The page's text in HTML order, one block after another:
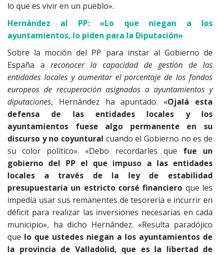
lo que es vivir en un pueblo».
Hernández al PP: «Lo que niegan a los
ayuntamientos, lo piden para la Diputación»
Sobre la moción del PP para instar al Gobierno de
España a reconocer la capacidad de gestión de las
entidades locales y aumentar el porcentaje de los fondos
europeos de recuperación asignados a ayuntamientos y
diputaciones, Hernández ha apuntado: «Ojalá esta
defensa de las entidades locales y los
ayuntamientos fuese algo permanente en su
discurso y no coyuntural cuando el Gobierno no es de
su color político». «Debo recordarles que fue un
gobierno del PP el que impuso a las entidades
locales a través de la ley de estabilidad
presupuestaria un estricto corsé financiero que les
impedía usar sus remanentes de tesorería e incurrir en
déficit para realizar las inversiones necesarias en cada
municipio», ha dicho Hernández. «Resulta paradójico
que lo que ustedes niegan a los ayuntamientos de
la provincia de Valladolid, que es la libertad de